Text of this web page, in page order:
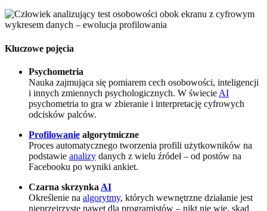
Kluczowe pojęcia
Psychometria
Nauka zajmująca się pomiarem cech osobowości, inteligencji
i innych zmiennych psychologicznych. W świecie AI
psychometria to gra w zbieranie i interpretację cyfrowych
odcisków palców.
Profilowanie algorytmiczne
Proces automatycznego tworzenia profili użytkowników na
podstawie analizy danych z wielu źródeł – od postów na
Facebooku po wyniki ankiet.
Czarna skrzynka AI
Określenie na algorytmy, których wewnętrzne działanie jest
nieprzejrzyste nawet dla programistów – nikt nie wie, skąd